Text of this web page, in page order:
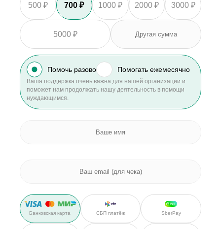
500 ₽ 700 ₽ 1000 ₽ 2000 ₽ 3000 ₽
5000 ₽
Помочь разово Помогать ежемесячно
Ваша поддержка очень важна для нашей организации и
поможет нам продолжать нашу деятельность в помощи
нуждающимся.
Банковская карта СБП платёж SberPay